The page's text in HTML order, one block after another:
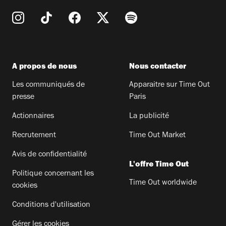
A propos de nous
Les communiqués de
presse
Actionnaires
Recrutement
Avis de confidentialité
Politique concernant les
cookies
Conditions d'utilisation
Gérer les cookies
Nous contacter
Apparaitre sur Time Out
Paris
La publicité
Time Out Market
L'offre Time Out
Time Out worldwide